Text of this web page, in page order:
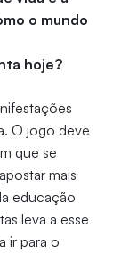
o mundo
hoje?
O jogo deve
que se
mais
educação
leva a esse
ir para o